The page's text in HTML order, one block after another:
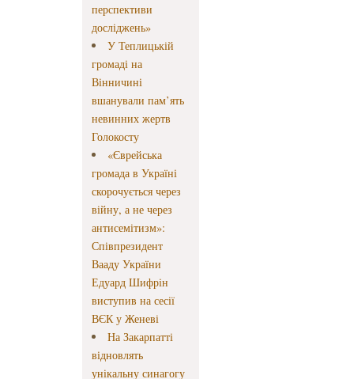
перспективи
досліджень»
У Теплицькій
громаді на
Вінничині
вшанували пам’ять
невинних жертв
Голокосту
«Єврейська
громада в Україні
скорочується через
війну, а не через
антисемітизм»:
Співпрезидент
Вааду України
Едуард Шифрін
виступив на сесії
ВЄК у Женеві
На Закарпатті
відновлять
унікальну синагогу